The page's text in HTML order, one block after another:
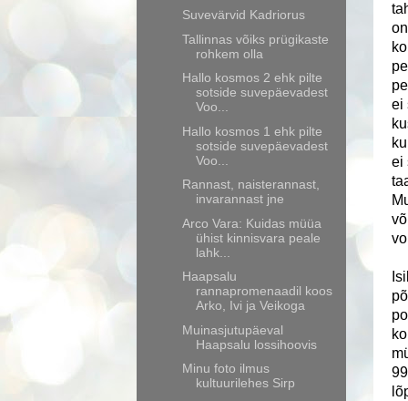
ei
ei
Suvevärvid Kadriorus
Tallinnas võiks prügikaste
rohkem olla
Hallo kosmos 2 ehk pilte
sotside suvepäevadest
Voo...
Hallo kosmos 1 ehk pilte
sotside suvepäevadest
Voo...
Rannast, naisterannast,
invarannast jne
Arco Vara: Kuidas müüa
ühist kinnisvara peale
lahk...
Haapsalu
rannapromenaadil koos
Arko, Ivi ja Veikoga
Muinasjutupäeval
Haapsalu lossihoovis
Minu foto ilmus
kultuurilehes Sirp